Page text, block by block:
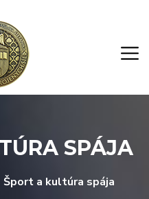
SPÁJA
Šport a kultúra spája